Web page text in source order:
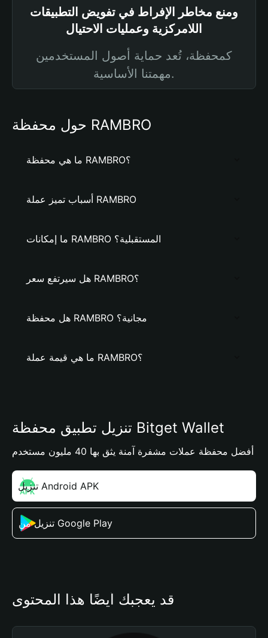
ومنع مخاطر الإفراط في تفويض التطبيقات
اللامركزية وعمليات الاحتيال
كمحفظة، تُعد حماية أصول المستخدمين
مهمتنا الأساسية.
حول محفظة RAMBRO
ما هي محفظة RAMBRO؟
أسباب تميز عملة RAMBRO
ما إمكانات RAMBRO المستقبلية؟
هل سيرتفع سعر RAMBRO؟
هل محفظة RAMBRO مجانية؟
ما هي قيمة عملة RAMBRO؟
تنزيل تطبيق محفظة Bitget Wallet
أفضل محفظة عملات مشفرة آمنة يثق بها 40 مليون مستخدم
تنزيل Android APK
تنزيل من Google Play
قد يعجبك أيضًا هذا المحتوى